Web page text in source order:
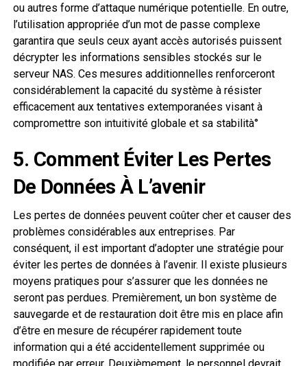
ou autres forme d’attaque numérique potentielle. En outre,
l’utilisation appropriée d’un mot de passe complexe
garantira que seuls ceux ayant accès autorisés puissent
décrypter les informations sensibles stockés sur le
serveur NAS. Ces mesures additionnelles renforceront
considérablement la capacité du système à résister
efficacement aux tentatives extemporanées visant à
compromettre son intuitivité globale et sa stabilità°
5. Comment Éviter Les Pertes
De Données À L’avenir
Les pertes de données peuvent coûter cher et causer des
problèmes considérables aux entreprises. Par
conséquent, il est important d’adopter une stratégie pour
éviter les pertes de données à l’avenir. Il existe plusieurs
moyens pratiques pour s’assurer que les données ne
seront pas perdues. Premièrement, un bon système de
sauvegarde et de restauration doit être mis en place afin
d’être en mesure de récupérer rapidement toute
information qui a été accidentellement supprimée ou